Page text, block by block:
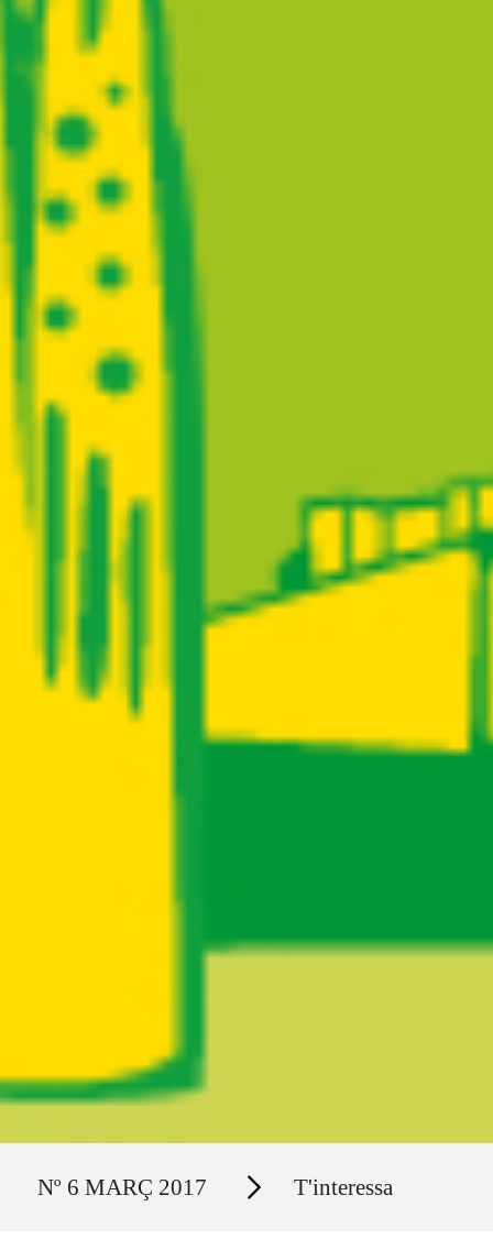
Nº 6 MARÇ 2017 Secciones T'interessa